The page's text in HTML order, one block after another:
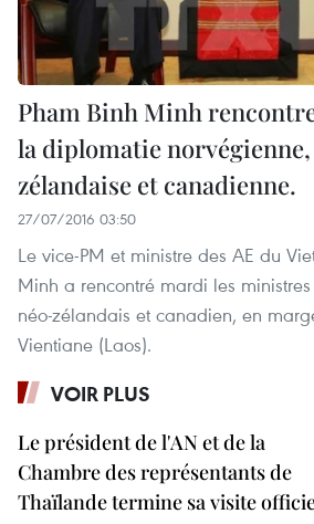
Pham Binh Minh
la diplomatie
zélandaise et canadienne.
27/07/2016 03:50
Le vice-PM et ministre des AE du
Minh a rencontré mardi les
néo-zélandais et canadien, en
Vientiane (Laos).
VOIR PLUS
Le président de l'AN et de la
Chambre des représentants de
Thaïlande termine sa visite